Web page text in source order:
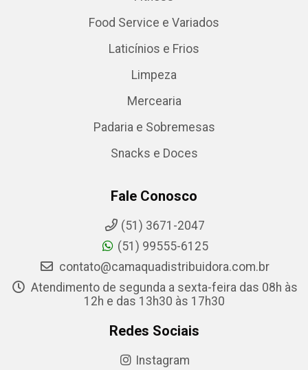
Food Service e Variados
Laticínios e Frios
Limpeza
Mercearia
Padaria e Sobremesas
Snacks e Doces
Fale Conosco
(51) 3671-2047
(51) 99555-6125
contato@camaquadistribuidora.com.br
Atendimento de segunda a sexta-feira das 08h às
12h e das 13h30 às 17h30
Redes Sociais
Instagram